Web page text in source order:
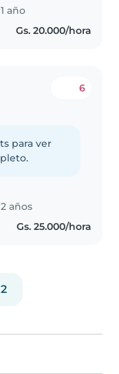
año
Gs. 20.000/hora
6
para ver
años
Gs. 25.000/hora
2